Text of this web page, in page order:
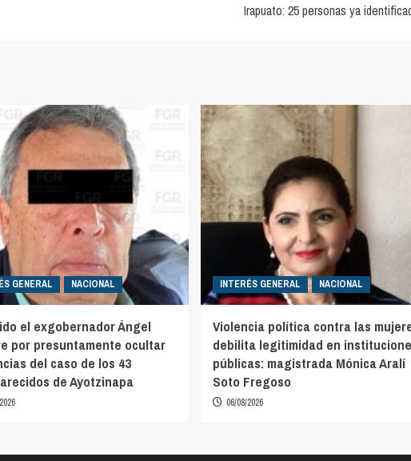
Irapuato: 25 personas ya
GENERAL NACIONAL
el exgobernador Ángel
por presuntamente ocultar
del caso de los 43
de Ayotzinapa
INTERÉS GENERAL NACIONAL
Violencia política contra las
debilita legitimidad en
públicas: magistrada Mónica Aralí
Soto Fregoso
06/08/2026